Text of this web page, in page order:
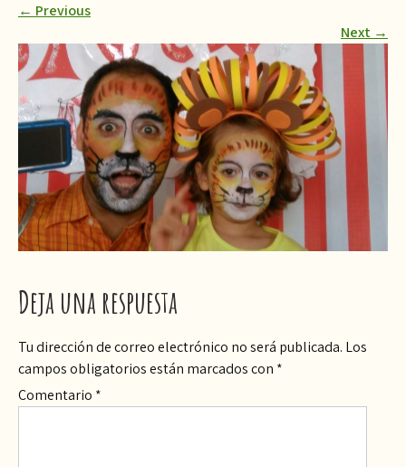
← Previous
Next →
Deja una respuesta
Tu dirección de correo electrónico no será publicada. Los
campos obligatorios están marcados con *
Comentario *